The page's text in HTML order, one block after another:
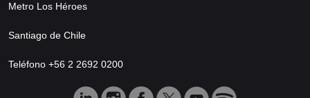
Metro Los Héroes
Santiago de Chile
Teléfono +56 2 2692 0200